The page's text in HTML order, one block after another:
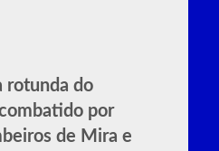
rotunda do
por
de Mira e